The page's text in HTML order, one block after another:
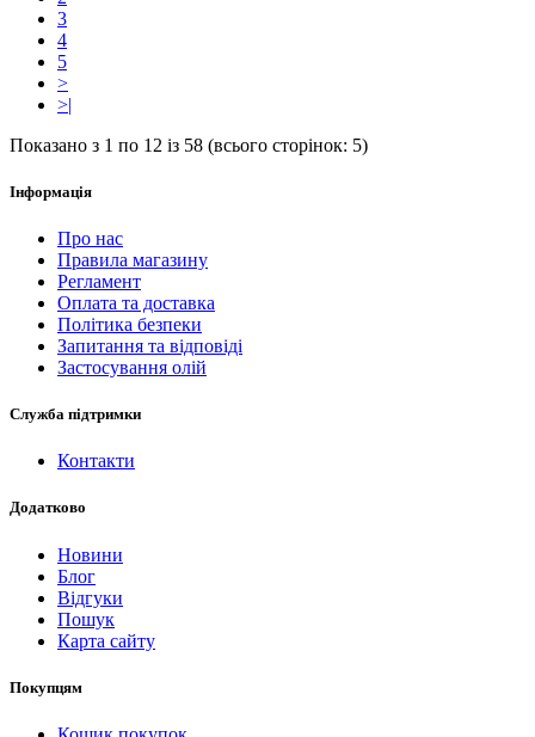
3
4
5
>
>|
Показано з 1 по 12 із 58 (всього сторінок: 5)
Інформація
Про нас
Правила магазину
Регламент
Оплата та доставка
Політика безпеки
Запитання та відповіді
Застосування олій
Служба підтримки
Контакти
Додатково
Новини
Блог
Відгуки
Пошук
Карта сайту
Покупцям